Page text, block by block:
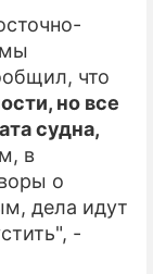
что
но все
судна,
в
о
дела идут
-